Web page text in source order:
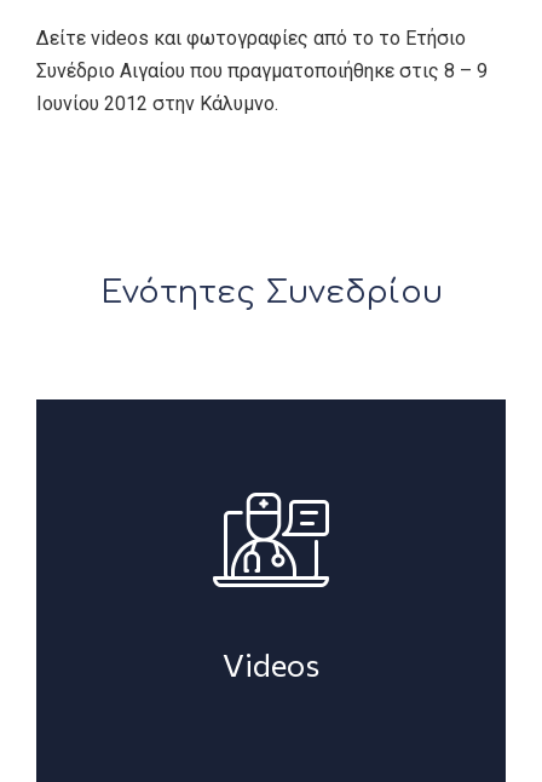
Δείτε videos και φωτογραφίες από το το Ετήσιο
Συνέδριο Αιγαίου που πραγματοποιήθηκε στις 8 – 9
Ιουνίου 2012 στην Κάλυμνο.
Ενότητες Συνεδρίου
Videos